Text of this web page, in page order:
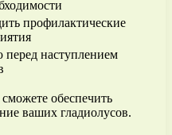
профилактические
наступлением
обеспечить
ваших гладиолусов.